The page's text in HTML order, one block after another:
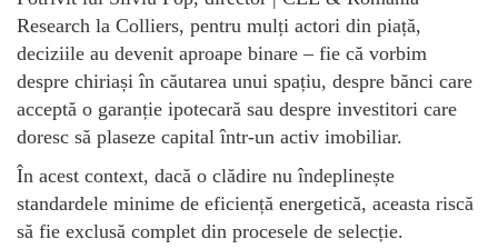
Research la Colliers, pentru mulți actori din piață,
deciziile au devenit aproape binare – fie că vorbim
despre chiriași în căutarea unui spațiu, despre bănci care
acceptă o garanție ipotecară sau despre investitori care
doresc să plaseze capital într-un activ imobiliar.
În acest context, dacă o clădire nu îndeplinește
standardele minime de eficiență energetică, aceasta riscă
să fie exclusă complet din procesele de selecție.